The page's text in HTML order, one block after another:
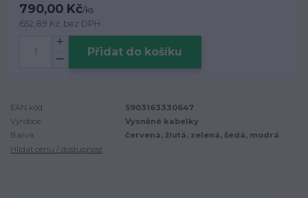
790,00 Kč/ks
652,89 Kč bez DPH
Přidat do košíku
EAN kód:
5903163330647
Výrobce:
Vysněné kabelky
Barva:
červená, žlutá, zelená, šedá, modrá
Hlídat cenu / dostupnost